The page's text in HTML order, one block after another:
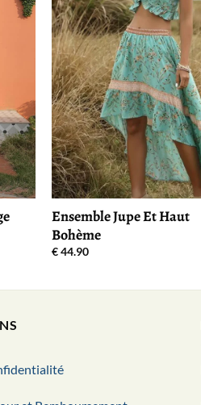
Ensemble Jupe Et Haut
Bohème
€44.90